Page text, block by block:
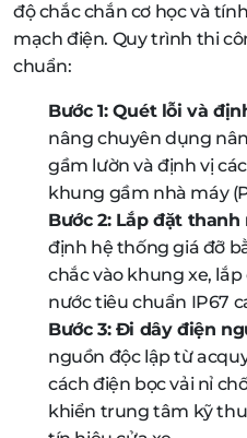
độ chắc chắn cơ học và
mạch điện. Quy trình thi
chuẩn:
Bước 1: Quét lỗi và
nâng chuyên dụng
gầm lườn và định vị
khung gầm nhà máy
Bước 2: Lắp đặt
định hệ thống giá đỡ
chắc vào khung xe,
nước tiêu chuẩn IP67
Bước 3: Đi dây điện
nguồn độc lập từ
cách điện bọc vải nỉ
khiển trung tâm kỹ